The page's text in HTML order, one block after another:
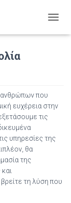
O
I
T
ανθρώπων που
ευχέρεια στην
τις
υπηρεσίες της
θα
της
τη λύση που